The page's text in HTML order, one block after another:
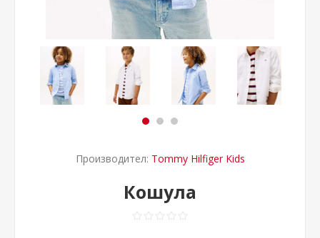
Производител: Tommy Hilfiger Kids
Кошула